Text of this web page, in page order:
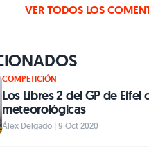
VER TODOS LOS
COMPETICIÓN
Los Libres 2 del GP de
meteorológicas
Álex Delgado | 9 Oct 2020